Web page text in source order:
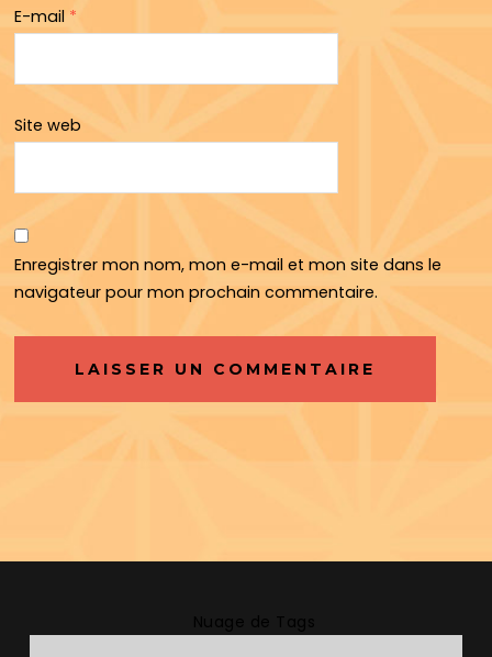
E-mail *
Site web
Enregistrer mon nom, mon e-mail et mon site dans le
navigateur pour mon prochain commentaire.